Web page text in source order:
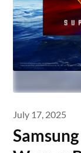
July 17, 2025